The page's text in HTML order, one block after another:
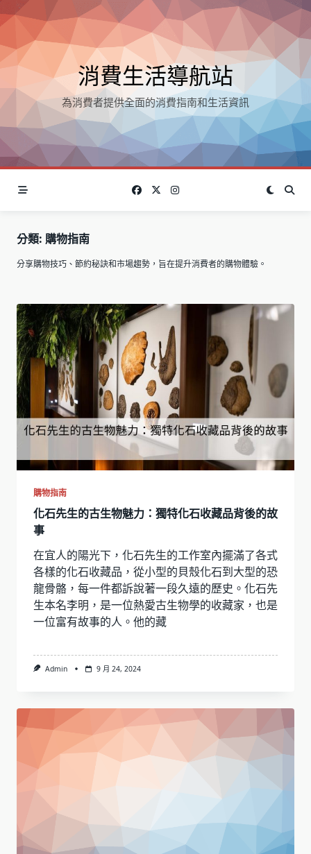
Skip
to
content
消費生活導航站
為消費者提供全面的消費指南和生活資訊
分類: 購物指南
分享購物技巧、節約秘訣和市場趨勢，旨在提升消費者的購物體驗。
購物指南
化石先生的古生物魅力：獨特化石收藏品背後的故
事
在宜人的陽光下，化石先生的工作室內擺滿了各式
各樣的化石收藏品，從小型的貝殼化石到大型的恐
龍骨骼，每一件都訴說著一段久遠的歷史。化石先
生本名李明，是一位熱愛古生物學的收藏家，也是
一位富有故事的人。他的藏
Admin 9 月 24, 2024